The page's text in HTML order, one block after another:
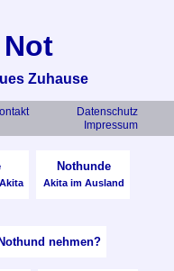
Zuhause
Datenschutz
Impressum
Nothunde
Akita im Ausland
nehmen?